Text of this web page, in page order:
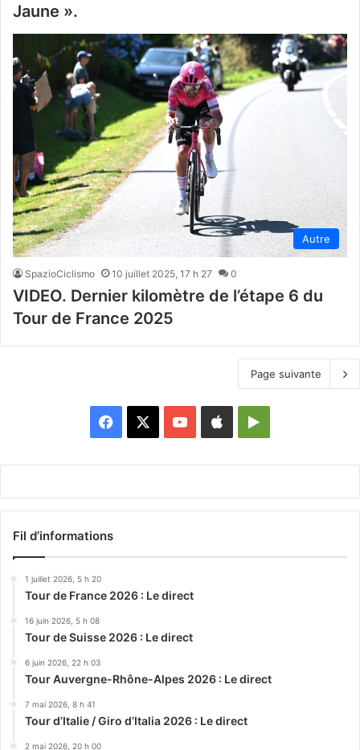
Jaune ».
Autre
SpazioCiclismo 10 juillet 2025, 17 h 27 0
VIDEO. Dernier kilomètre de l’étape 6 du
Tour de France 2025
Page suivante
Facebook YouTubeAppleGoogle
Fil d’informations
1 juillet 2026, 5 h 20
Tour de France 2026 : Le direct
16 juin 2026, 5 h 08
Tour de Suisse 2026 : Le direct
6 juin 2026, 22 h 03
Tour Auvergne-Rhône-Alpes 2026 : Le direct
7 mai 2026, 8 h 41
Tour d’Italie / Giro d’Italia 2026 : Le direct
2 mai 2026, 20 h 00